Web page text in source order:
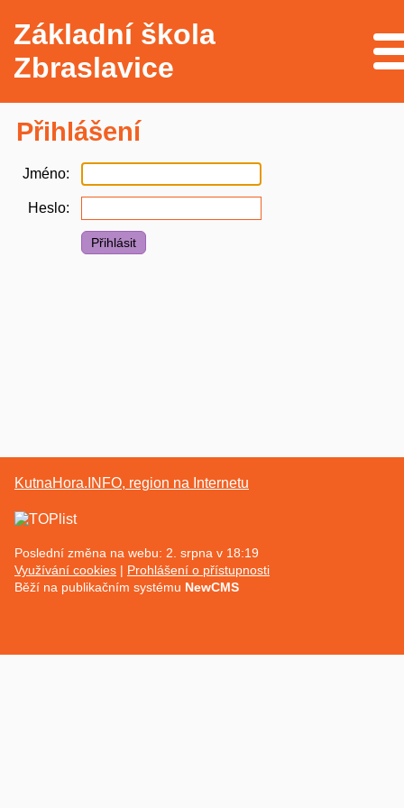
Základní škola
Zbraslavice
Přihlášení
Jméno
Heslo
KutnaHora.INFO, region na Internetu
Poslední změna na webu: 2. srpna v 18:19
Využívání cookies
Prohlášení o přístupnosti
Běží na publikačním systému NewCMS